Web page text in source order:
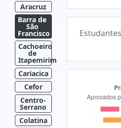
Aracruz
Barra de
São
Francisco
Cachoeiro
de
Itapemirim
Cariacica
Cefor
Centro-
Serrano
Colatina